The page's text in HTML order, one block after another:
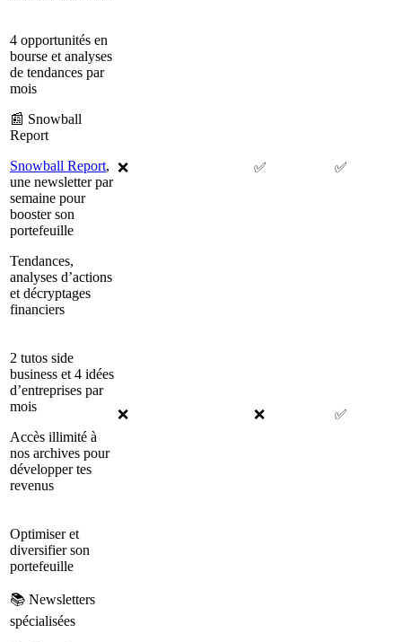
4 opportunités en
bourse et analyses
de tendances par
mois
📰 Snowball
Report
Snowball Report,
une newsletter par
semaine pour
booster son
portefeuille
Tendances,
analyses d’actions
et décryptages
financiers
❌ ✅ ✅
2 tutos side
business et 4 idées
d’entreprises par
mois
Accès illimité à
nos archives pour
développer tes
revenus
❌ ❌ ✅
Optimiser et
diversifier son
portefeuille
📚 Newsletters
spécialisées